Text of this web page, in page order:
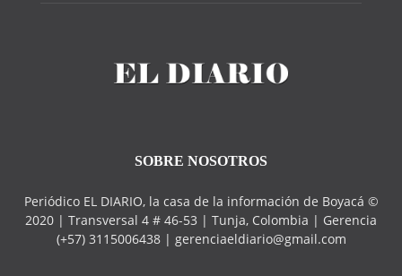
SOBRE NOSOTROS
Periódico EL DIARIO, la casa de la información de Boyacá ©
2020 | Transversal 4 # 46-53 | Tunja, Colombia | Gerencia
(+57) 3115006438 | gerenciaeldiario@gmail.com